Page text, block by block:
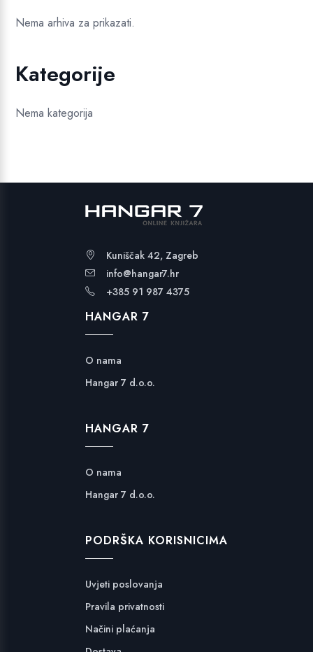
Nema arhiva za prikazati.
Kategorije
Nema kategorija
Kuniščak 42, Zagreb
info@hangar7.hr
+385 91 987 4375
HANGAR 7
O nama
Hangar 7 d.o.o.
HANGAR 7
O nama
Hangar 7 d.o.o.
PODRŠKA KORISNICIMA
Uvjeti poslovanja
Pravila privatnosti
Načini plaćanja